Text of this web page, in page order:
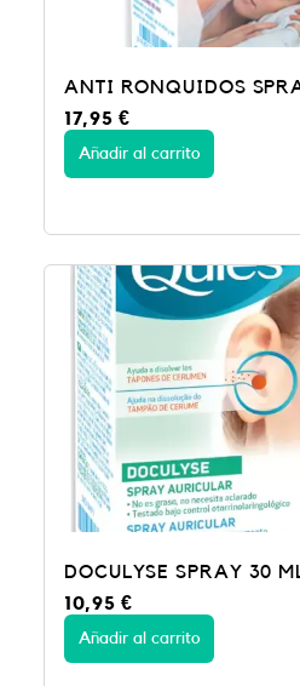
ANTI RONQUIDOS
17,95€
Añadir al carrito
DOCULYSE SPRAY 30
10,95€
Añadir al carrito